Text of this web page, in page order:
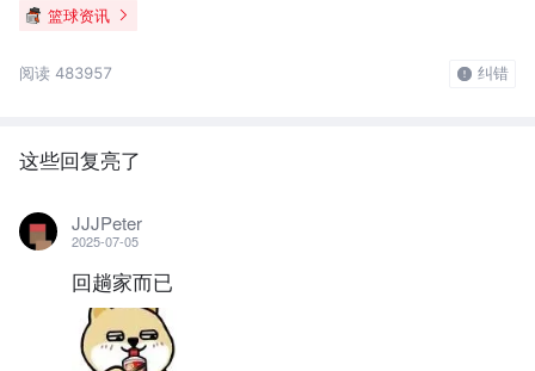
篮球资讯
阅读 483957 纠错
这些回复亮了
JJJPeter
2025-07-05
回趟家而已